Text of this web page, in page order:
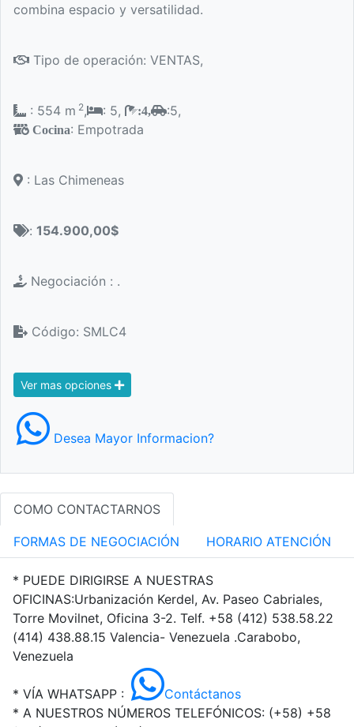
combina espacio y versatilidad.
Tipo de operación: VENTAS,
: 554 m 2, : 5, :4, :5,
Cocina: Empotrada
: Las Chimeneas
: 154.900,00$
Negociación : .
Código: SMLC4
Ver mas opciones
Desea Mayor Informacion?
COMO CONTACTARNOS
FORMAS DE NEGOCIACIÓN HORARIO ATENCIÓN
* PUEDE DIRIGIRSE A NUESTRAS
OFICINAS:Urbanización Kerdel, Av. Paseo Cabriales,
Torre Movilnet, Oficina 3-2. Telf. +58 (412) 538.58.22
(414) 438.88.15 Valencia- Venezuela .Carabobo,
Venezuela
* VÍA WHATSAPP :
Contáctanos
* A NUESTROS NÚMEROS TELEFÓNICOS: (+58) +58